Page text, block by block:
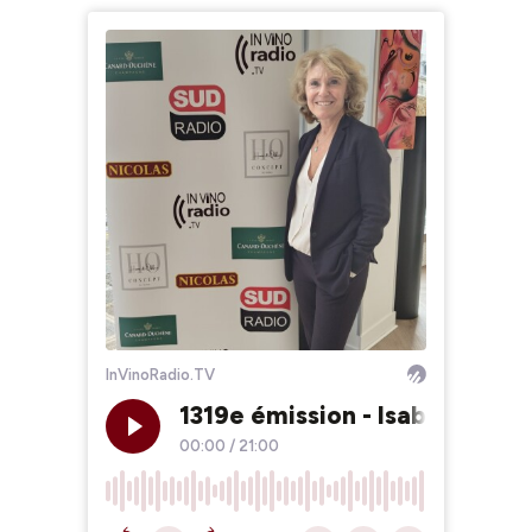
InVinoRadio.TV
1319e émission - Isabel
00:00 / 21:00